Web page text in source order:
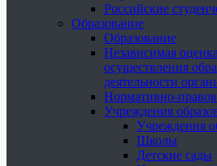
Российские
Образование
Образование
Независимая
осуществления
деятельности
Нормативно-
Учреждения
Учреждения
Школы
Детские сады